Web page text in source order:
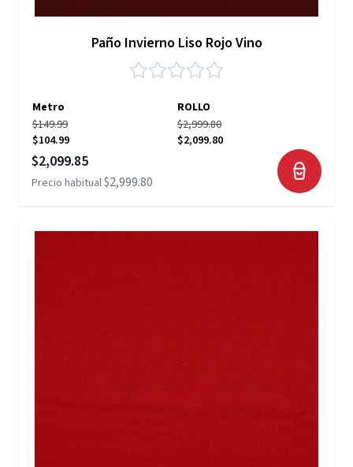
Paño Invierno Liso Rojo Vino
Metro
ROLLO
$149.99
$104.99
$2,999.80
$2,099.80
Precio especial
$2,099.85
Precio habitual$2,999.80